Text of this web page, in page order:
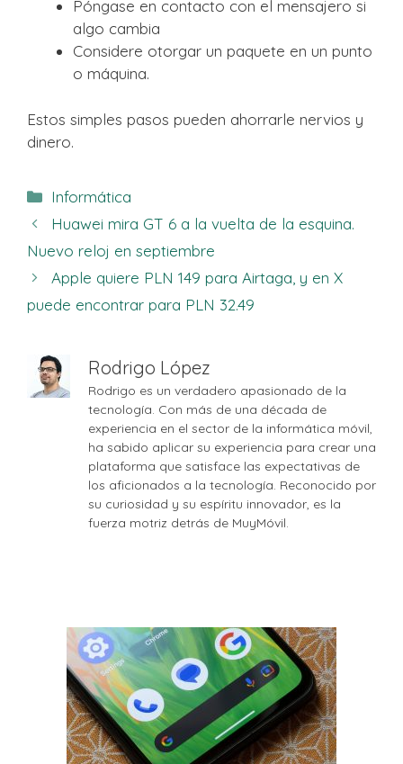
Póngase en contacto con el mensajero si
algo cambia
Considere otorgar un paquete en un punto
o máquina.
Estos simples pasos pueden ahorrarle nervios y
dinero.
Categorías
Informática
Huawei mira GT 6 a la vuelta de la esquina.
Nuevo reloj en septiembre
Apple quiere PLN 149 para Airtaga, y en X
puede encontrar para PLN 32.49
Rodrigo López
Rodrigo es un verdadero apasionado de la
tecnología. Con más de una década de
experiencia en el sector de la informática móvil,
ha sabido aplicar su experiencia para crear una
plataforma que satisface las expectativas de
los aficionados a la tecnología. Reconocido por
su curiosidad y su espíritu innovador, es la
fuerza motriz detrás de MuyMóvil.